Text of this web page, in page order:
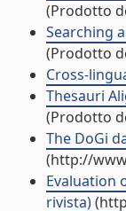
(Prodotto
Searching
(Prodotto
Cross-
Thesauri
(Prodotto
The DoGi
(http://
Evaluation
rivista)